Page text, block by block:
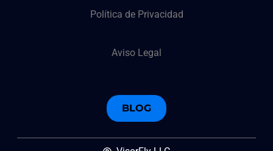
Política de Privacidad
Aviso Legal
BLOG